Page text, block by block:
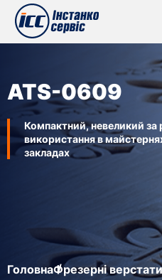
ATS-0609
Компактний, невеликий за
використання в
закладах
ГоловнаФрезерні